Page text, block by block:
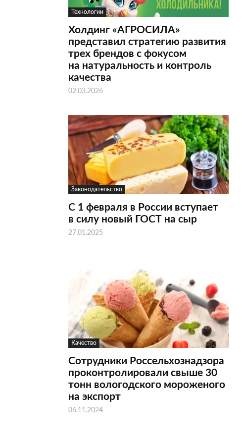
Технологии
Холдинг «АГРОСИЛА»
представил стратегию развития
трех брендов с фокусом
на натуральность и контроль
качества
02.03.2026
Законодательство
С 1 февраля в России вступает
в силу новый ГОСТ на сыр
27.01.2025
Качество
Сотрудники Россельхознадзора
проконтролировали свыше 30
тонн вологодского мороженого
на экспорт
06.11.2024